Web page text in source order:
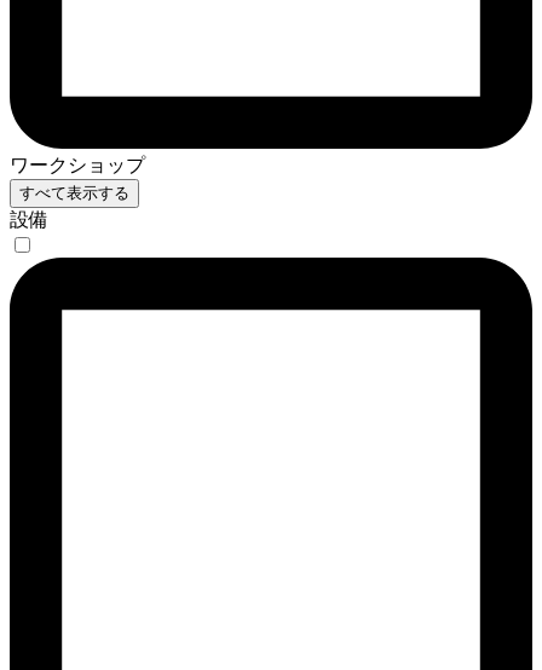
ワークショップ
すべて表示する
設備